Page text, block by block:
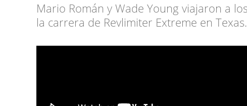
Mario Román y Wade Young viajaron a
la carrera de Revlimiter Extreme en